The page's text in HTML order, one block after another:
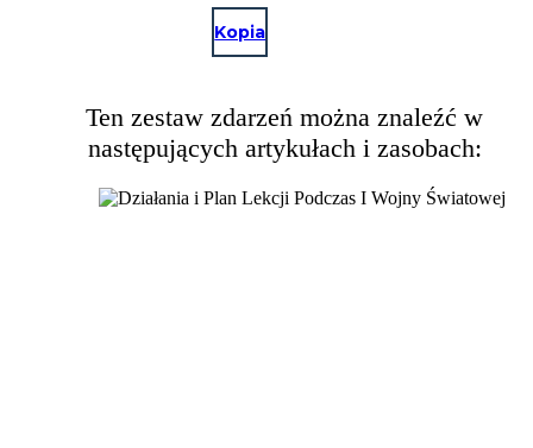
Kopia
Ten zestaw zdarzeń można znaleźć w
następujących artykułach i zasobach: